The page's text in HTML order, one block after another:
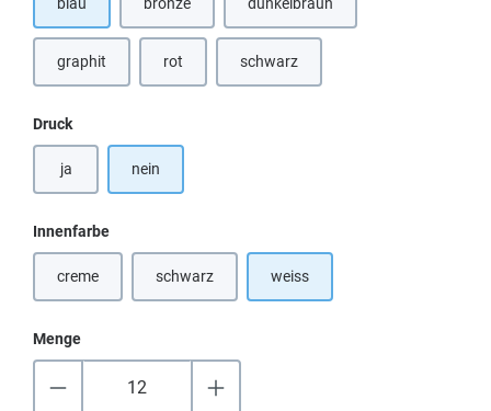
(Diese Option ist zurzeit nicht
graphit(Diese Option ist zurzeit nicht verfügbar.)
rot(Diese Option ist zurzeit nicht verfügbar.)
schwarz(Diese Option ist zurzeit nicht
Druckauswählen
ja nein
Innenfarbeauswählen
creme(Diese Option ist zurzeit nicht verfügbar.)
schwarz(Diese Option ist zurzeit nicht verfügbar.)
weiss
Menge